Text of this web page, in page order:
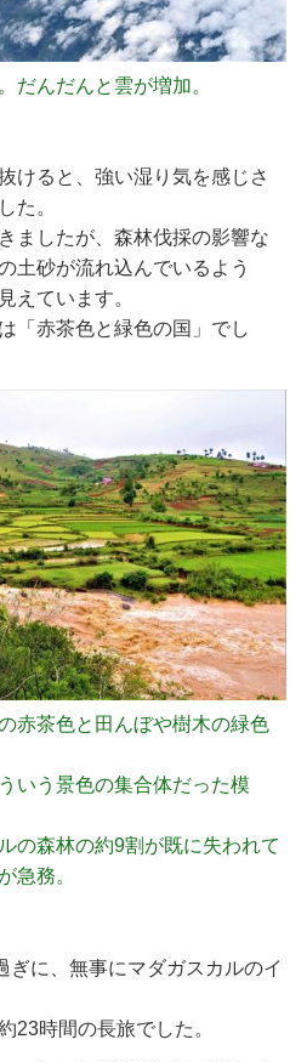
だんだんと雲が増加。
けると、強い湿り気を感じさ
た。
ましたが、森林伐採の影響な
土砂が流れ込んでいるよう
えています。
「赤茶色と緑色の国」でし
赤茶色と田んぼや樹木の緑色
いう景色の集合体だった模
の森林の約9割が既に失われて
急務。
ぎに、無事にマダガスカルのイ
23時間の長旅でした。